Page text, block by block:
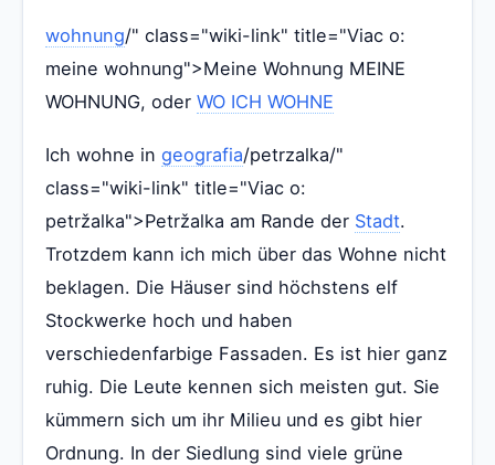
wohnung/" class="wiki-link" title="Viac o:
meine wohnung">Meine Wohnung MEINE
WOHNUNG, oder WO ICH WOHNE
Ich wohne in geografia/petrzalka/"
class="wiki-link" title="Viac o:
petržalka">Petržalka am Rande der Stadt.
Trotzdem kann ich mich über das Wohne nicht
beklagen. Die Häuser sind höchstens elf
Stockwerke hoch und haben
verschiedenfarbige Fassaden. Es ist hier ganz
ruhig. Die Leute kennen sich meisten gut. Sie
kümmern sich um ihr Milieu und es gibt hier
Ordnung. In der Siedlung sind viele grüne